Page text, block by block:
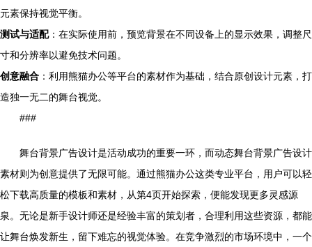
元素保持视觉平衡。
测试与适配：在实际使用前，预览背景在不同设备上的显示效果，调整尺
寸和分辨率以避免技术问题。
创意融合 ：利用熊猫办公等平台的素材作为基础，结合原创设计元素，打
造独一无二的舞台视觉。
###
舞台背景广告设计是活动成功的重要一环，而动态舞台背景广告设计
素材则为创意提供了无限可能。通过熊猫办公这类专业平台，用户可以轻
松下载高质量的模板和素材，从第4页开始探索，便能发现更多灵感源
泉。无论是新手设计师还是经验丰富的策划者，合理利用这些资源，都能
让舞台焕发新生，留下难忘的视觉体验。在竞争激烈的市场环境中，一个